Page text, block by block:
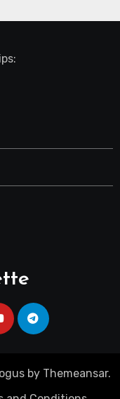
by Themeansar.